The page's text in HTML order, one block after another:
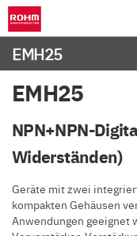
EMH25
EMH25
NPN+NPN-
Widerständen)
Geräte mit zwei
kompakten Gehäusen
Anwendungen